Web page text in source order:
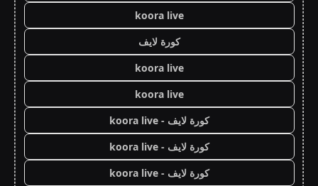
koora live
كورة لايف
koora live
koora live
كورة لايف - koora live
كورة لايف - koora live
كورة لايف - koora live